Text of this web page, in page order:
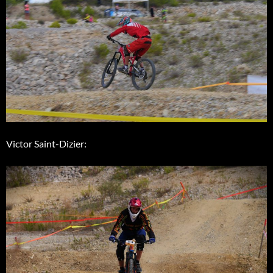
Victor Saint-Dizier: